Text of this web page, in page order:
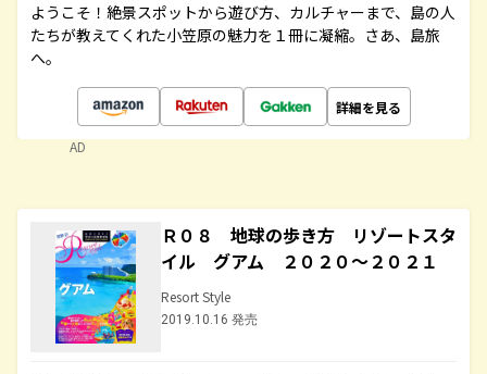
ようこそ！絶景スポットから遊び方、カルチャーまで、島の人
たちが教えてくれた小笠原の魅力を１冊に凝縮。さあ、島旅
へ。
詳細を見る
AD
Ｒ０８ 地球の歩き方 リゾートスタ
イル グアム ２０２０～２０２１
Resort Style
2019.10.16 発売